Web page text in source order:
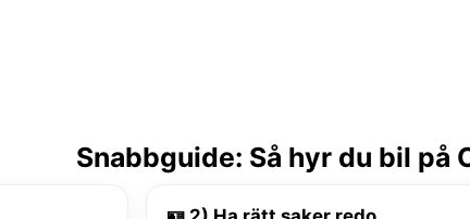
Snabbguide: Så hyr du bil på